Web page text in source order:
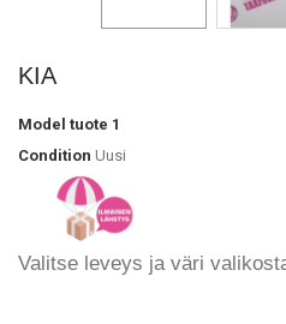
KIA
Model tuote 1
Condition Uusi
Valitse leveys ja väri